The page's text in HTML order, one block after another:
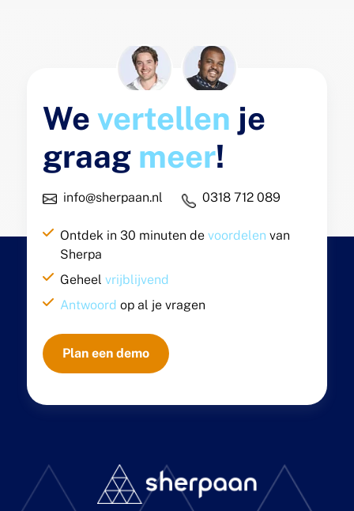
Wevertellen je
graag meer!
info@sherpaan.nl 0318 712 089
Ontdek in 30 minuten devoordelen van
Sherpa
Geheelvrijblijvend
Antwoord op al je vragen
Plan een demo